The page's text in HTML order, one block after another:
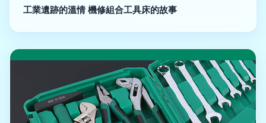
工業遺跡的溫情 機修組合工具床的故事